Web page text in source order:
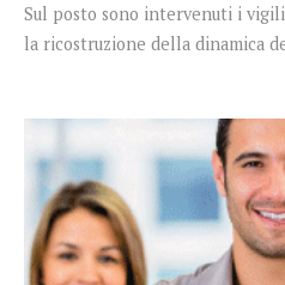
Sul posto sono intervenuti i
la ricostruzione della dinamica